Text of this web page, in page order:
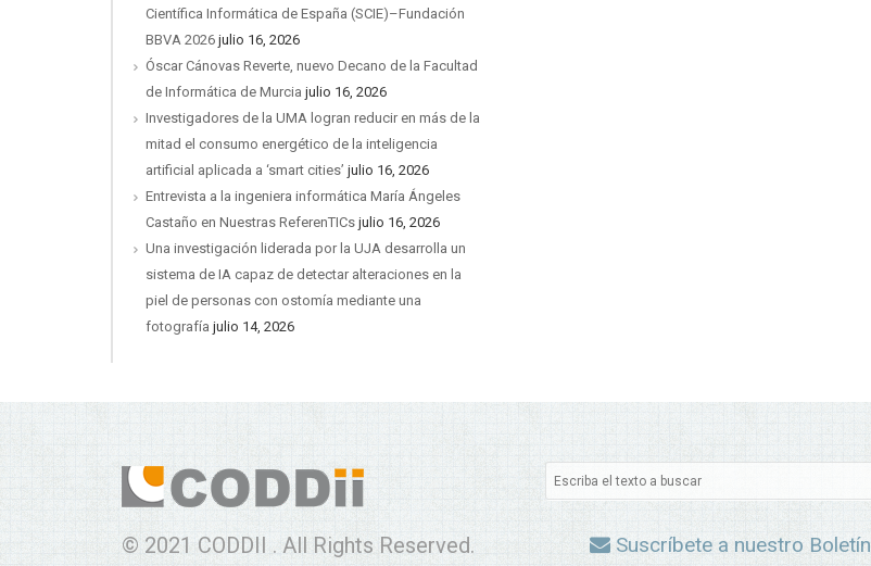
Científica Informática de España (SCIE)–Fundación
BBVA 2026 julio 16, 2026
Óscar Cánovas Reverte, nuevo Decano de la Facultad
de Informática de Murcia julio 16, 2026
Investigadores de la UMA logran reducir en más de la
mitad el consumo energético de la inteligencia
artificial aplicada a ‘smart cities’ julio 16, 2026
Entrevista a la ingeniera informática María Ángeles
Castaño en Nuestras ReferenTICs julio 16, 2026
Una investigación liderada por la UJA desarrolla un
sistema de IA capaz de detectar alteraciones en la
piel de personas con ostomía mediante una
fotografía julio 14, 2026
© 2021 CODDII . All Rights Reserved. Suscríbete a nuestro Boletín